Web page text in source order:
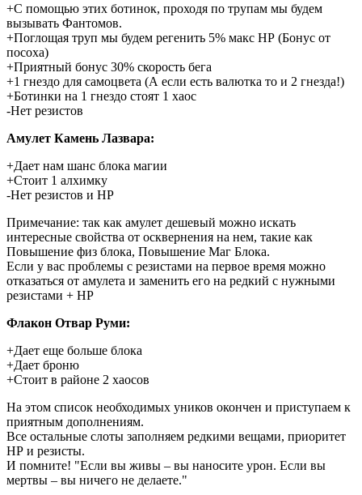
+С помощью этих ботинок, проходя по трупам мы будем
вызывать Фантомов.
+Поглощая труп мы будем регенить 5% макс НР (Бонус от
посоха)
+Приятный бонус 30% скорость бега
+1 гнездо для самоцвета (А если есть валютка то и 2 гнезда!)
+Ботинки на 1 гнездо стоят 1 хаос
-Нет резистов
Амулет Камень Лазвара:
+Дает нам шанс блока магии
+Стоит 1 алхимку
-Нет резистов и НР
Примечание: так как амулет дешевый можно искать
интересные свойства от осквернения на нем, такие как
Повышение физ блока, Повышение Маг Блока.
Если у вас проблемы с резистами на первое время можно
отказаться от амулета и заменить его на редкий с нужными
резистами + НР
Флакон Отвар Руми:
+Дает еще больше блока
+Дает броню
+Стоит в районе 2 хаосов
На этом список необходимых уников окончен и приступаем к
приятным дополнениям.
Все остальные слоты заполняем редкими вещами, приоритет
НР и резисты.
И помните! "Если вы живы – вы наносите урон. Если вы
мертвы – вы ничего не делаете."